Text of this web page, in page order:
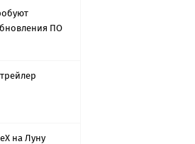
ПО
на Луну